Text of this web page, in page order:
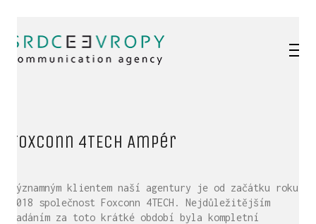
Foxconn 4TECH Ampér
Významným klientem naší agentury je od začátku roku
2018 společnost Foxconn 4TECH. Nejdůležitějším
zadáním za toto krátké období byla kompletní